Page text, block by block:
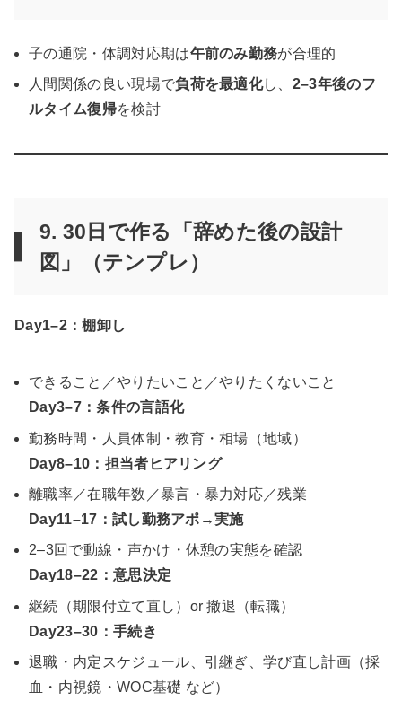
子の通院・体調対応期は午前のみ勤務が合理的
人間関係の良い現場で負荷を最適化し、 2–3年後のフ
ルタイム復帰を検討
9. 30日で作る「辞めた後の設計
図」
（テンプレ）
Day1–2：棚卸し
できること／やりたいこと／やりたくないこと
Day3–7：条件の言語化
勤務時間・人員体制・教育・相場（地域）
Day8–10：担当者ヒアリング
離職率／在職年数／暴言・暴力対応／残業
Day11–17：試し勤務アポ→実施
2–3回で動線・声かけ・休憩の実態を確認
Day18–22：意思決定
継続（期限付立て直し）or 撤退（転職）
Day23–30：手続き
退職・内定スケジュール、引継ぎ、学び直し計画（採
血・内視鏡・WOC基礎 など）